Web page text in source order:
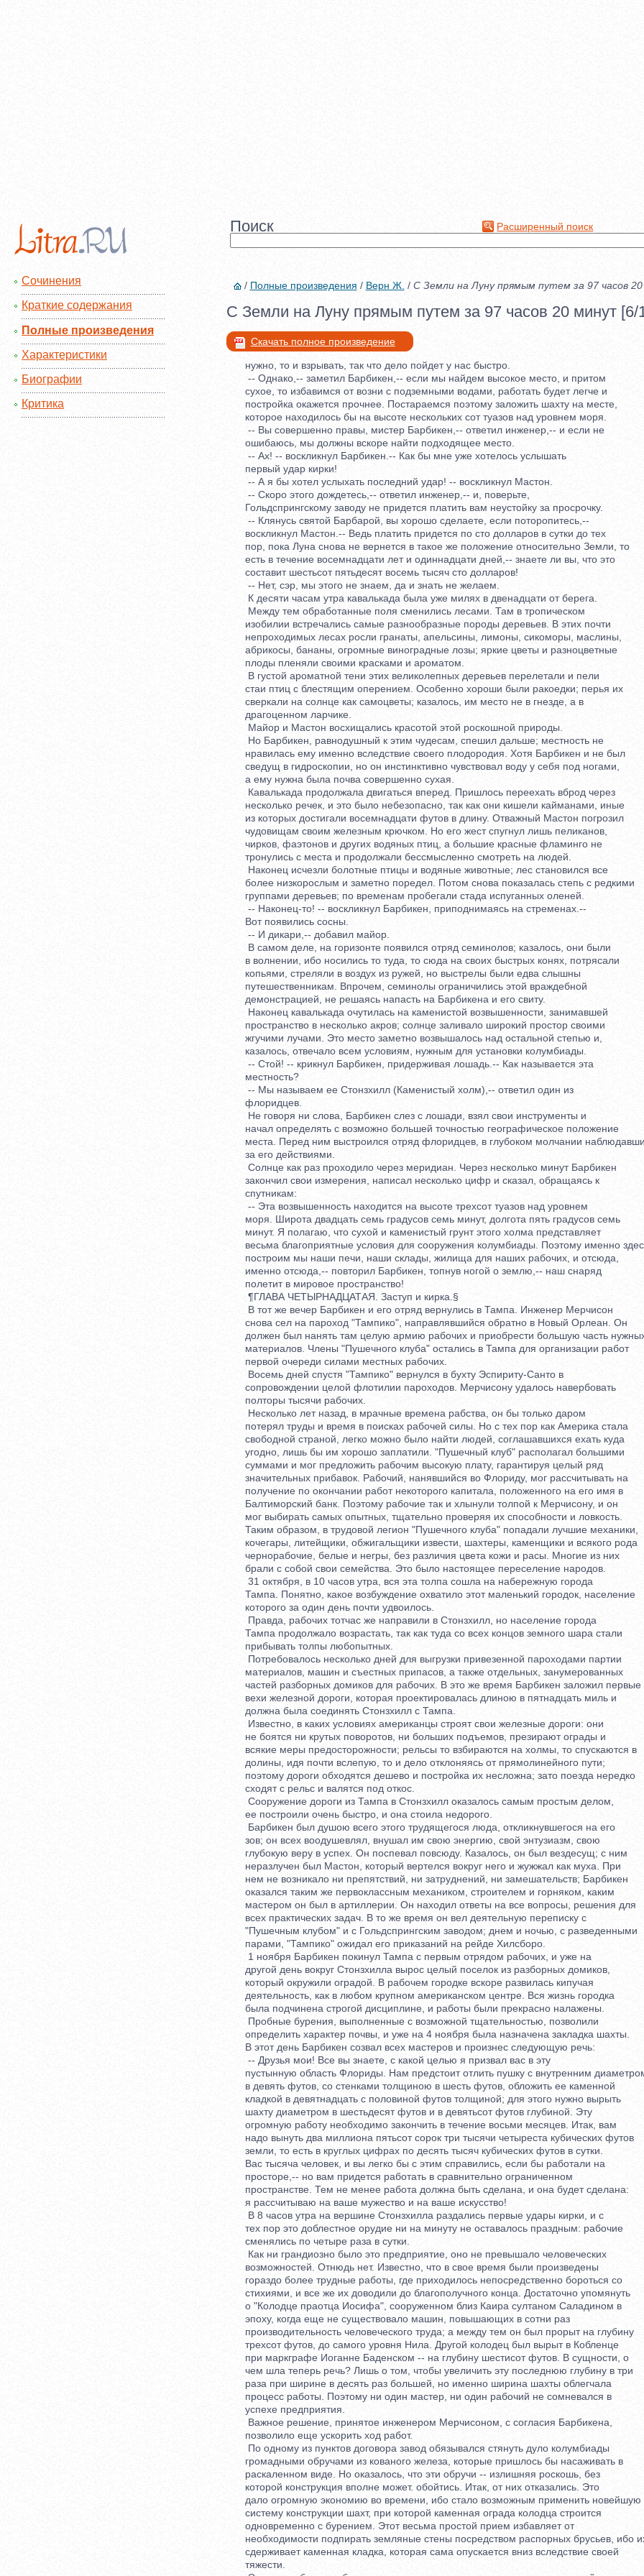
Поиск Расширенный поиск
Сочинения
Краткие содержания
Полные произведения
Характеристики
Биографии
Критика
/ Полные произведения / Верн Ж. / С Земли на Луну прямым путем за 97 часов
С Земли на Луну прямым путем за 97 часов 20 минут [6/
Скачать полное произведение
нужно, то и взрывать, так что дело пойдет у нас быстро.
-- Однако,-- заметил Барбикен,-- если мы найдем высокое место, и притом
сухое, то избавимся от возни с подземными водами, работать будет легче и
постройка окажется прочнее. Постараемся поэтому заложить шахту на месте,
которое находилось бы на высоте нескольких сот туазов над уровнем моря.
-- Вы совершенно правы, мистер Барбикен,-- ответил инженер,-- и если не
ошибаюсь, мы должны вскоре найти подходящее место.
-- Ах! -- воскликнул Барбикен.-- Как бы мне уже хотелось услышать
первый удар кирки!
-- А я бы хотел услыхать последний удар! -- воскликнул Мастон.
-- Скоро этого дождетесь,-- ответил инженер,-- и, поверьте,
Гольдспрингскому заводу не придется платить вам неустойку за просрочку.
-- Клянусь святой Барбарой, вы хорошо сделаете, если поторопитесь,--
воскликнул Мастон.-- Ведь платить придется по сто долларов в сутки до тех
пор, пока Луна снова не вернется в такое же положение относительно Земли, то
есть в течение восемнадцати лет и одиннадцати дней,-- знаете ли вы, что это
составит шестьсот пятьдесят восемь тысяч сто долларов!
-- Нет, сэр, мы этого не знаем, да и знать не желаем.
К десяти часам утра кавалькада была уже милях в двенадцати от берега.
Между тем обработанные поля сменились лесами. Там в тропическом
изобилии встречались самые разнообразные породы деревьев. В этих почти
непроходимых лесах росли гранаты, апельсины, лимоны, сикоморы, маслины,
абрикосы, бананы, огромные виноградные лозы; яркие цветы и разноцветные
плоды пленяли своими красками и ароматом.
В густой ароматной тени этих великолепных деревьев перелетали и пели
стаи птиц с блестящим оперением. Особенно хороши были ракоедки; перья их
сверкали на солнце как самоцветы; казалось, им место не в гнезде, а в
драгоценном ларчике.
Майор и Мастон восхищались красотой этой роскошной природы.
Но Барбикен, равнодушный к этим чудесам, спешил дальше; местность не
нравилась ему именно вследствие своего плодородия. Хотя Барбикен и не был
сведущ в гидроскопии, но он инстинктивно чувствовал воду у себя под ногами,
а ему нужна была почва совершенно сухая.
Кавалькада продолжала двигаться вперед. Пришлось переехать вброд через
несколько речек, и это было небезопасно, так как они кишели кайманами, иные
из которых достигали восемнадцати футов в длину. Отважный Мастон погрозил
чудовищам своим железным крючком. Но его жест спугнул лишь пеликанов,
чирков, фаэтонов и других водяных птиц, а большие красные фламинго не
тронулись с места и продолжали бессмысленно смотреть на людей.
Наконец исчезли болотные птицы и водяные животные; лес становился все
более низкорослым и заметно поредел. Потом снова показалась степь с редкими
группами деревьев; по временам пробегали стада испуганных оленей.
-- Наконец-то! -- воскликнул Барбикен, приподнимаясь на стременах.--
Вот появились сосны.
-- И дикари,-- добавил майор.
В самом деле, на горизонте появился отряд семинолов; казалось, они были
в волнении, ибо носились то туда, то сюда на своих быстрых конях, потрясали
копьями, стреляли в воздух из ружей, но выстрелы были едва слышны
путешественникам. Впрочем, семинолы ограничились этой враждебной
демонстрацией, не решаясь напасть на Барбикена и его свиту.
Наконец кавалькада очутилась на каменистой возвышенности, занимавшей
пространство в несколько акров; солнце заливало широкий простор своими
жгучими лучами. Это место заметно возвышалось над остальной степью и,
казалось, отвечало всем условиям, нужным для установки колумбиады.
-- Стой! -- крикнул Барбикен, придерживая лошадь.-- Как называется эта
местность?
-- Мы называем ее Стонзхилл (Каменистый холм),-- ответил один из
флоридцев.
Не говоря ни слова, Барбикен слез с лошади, взял свои инструменты и
начал определять с возможно большей точностью географическое положение
места. Перед ним выстроился отряд флоридцев, в глубоком молчании
за его действиями.
Солнце как раз проходило через меридиан. Через несколько минут Барбикен
закончил свои измерения, написал несколько цифр и сказал, обращаясь к
спутникам:
-- Эта возвышенность находится на высоте трехсот туазов над уровнем
моря. Широта двадцать семь градусов семь минут, долгота пять градусов семь
минут. Я полагаю, что сухой и каменистый грунт этого холма представляет
весьма благоприятные условия для сооружения колумбиады. Поэтому именно
построим мы наши печи, наши склады, жилища для наших рабочих, и отсюда,
именно отсюда,-- повторил Барбикен, топнув ногой о землю,-- наш снаряд
полетит в мировое пространство!
¶ГЛАВА ЧЕТЫРНАДЦАТАЯ. Заступ и кирка.§
В тот же вечер Барбикен и его отряд вернулись в Тампа. Инженер Мерчисон
снова сел на пароход "Тампико", направлявшийся обратно в Новый Орлеан. Он
должен был нанять там целую армию рабочих и приобрести большую часть
материалов. Члены "Пушечного клуба" остались в Тампа для организации работ
первой очереди силами местных рабочих.
Восемь дней спустя "Тампико" вернулся в бухту Эспириту-Санто в
сопровождении целой флотилии пароходов. Мерчисону удалось навербовать
полторы тысячи рабочих.
Несколько лет назад, в мрачные времена рабства, он бы только даром
потерял труды и время в поисках рабочей силы. Но с тех пор как Америка стала
свободной страной, легко можно было найти людей, соглашавшихся ехать куда
угодно, лишь бы им хорошо заплатили. "Пушечный клуб" располагал большими
суммами и мог предложить рабочим высокую плату, гарантируя целый ряд
значительных прибавок. Рабочий, нанявшийся во Флориду, мог рассчитывать на
получение по окончании работ некоторого капитала, положенного на его имя в
Балтиморский банк. Поэтому рабочие так и хлынули толпой к Мерчисону, и он
мог выбирать самых опытных, тщательно проверяя их способности и ловкость.
Таким образом, в трудовой легион "Пушечного клуба" попадали лучшие механики,
кочегары, литейщики, обжигальщики извести, шахтеры, каменщики и всякого рода
чернорабочие, белые и негры, без различия цвета кожи и расы. Многие из них
брали с собой свои семейства. Это было настоящее переселение народов.
31 октября, в 10 часов утра, вся эта толпа сошла на набережную города
Тампа. Понятно, какое возбуждение охватило этот маленький городок, население
которого за один день почти удвоилось.
Правда, рабочих тотчас же направили в Стонзхилл, но население города
Тампа продолжало возрастать, так как туда со всех концов земного шара стали
прибывать толпы любопытных.
Потребовалось несколько дней для выгрузки привезенной пароходами партии
материалов, машин и съестных припасов, а также отдельных, занумерованных
частей разборных домиков для рабочих. В это же время Барбикен заложил первые
вехи железной дороги, которая проектировалась длиною в пятнадцать миль и
должна была соединять Стонзхилл с Тампа.
Известно, в каких условиях американцы строят свои железные дороги: они
не боятся ни крутых поворотов, ни больших подъемов, презирают ограды и
всякие меры предосторожности; рельсы то взбираются на холмы, то спускаются в
долины, идя почти вслепую, то и дело отклоняясь от прямолинейного пути;
поэтому дороги обходятся дешево и постройка их несложна; зато поезда нередко
сходят с рельс и валятся под откос.
Сооружение дороги из Тампа в Стонзхилл оказалось самым простым делом,
ее построили очень быстро, и она стоила недорого.
Барбикен был душою всего этого трудящегося люда, откликнувшегося на его
зов; он всех воодушевлял, внушал им свою энергию, свой энтузиазм, свою
глубокую веру в успех. Он поспевал повсюду. Казалось, он был вездесущ; с ним
неразлучен был Мастон, который вертелся вокруг него и жужжал как муха. При
нем не возникало ни препятствий, ни затруднений, ни замешательств; Барбикен
оказался таким же первоклассным механиком, строителем и горняком, каким
мастером он был в артиллерии. Он находил ответы на все вопросы, решения для
всех практических задач. В то же время он вел деятельную переписку с
"Пушечным клубом" и с Гольдспрингским заводом; днем и ночью, с разведенными
парами, "Тампико" ожидал его приказаний на рейде Хилсборо.
1 ноября Барбикен покинул Тампа с первым отрядом рабочих, и уже на
другой день вокруг Стонзхилла вырос целый поселок из разборных домиков,
который окружили оградой. В рабочем городке вскоре развилась кипучая
деятельность, как в любом крупном американском центре. Вся жизнь городка
была подчинена строгой дисциплине, и работы были прекрасно налажены.
Пробные бурения, выполненные с возможной тщательностью, позволили
определить характер почвы, и уже на 4 ноября была назначена закладка шахты.
В этот день Барбикен созвал всех мастеров и произнес следующую речь:
-- Друзья мои! Все вы знаете, с какой целью я призвал вас в эту
пустынную область Флориды. Нам предстоит отлить пушку с внутренним
в девять футов, со стенками толщиною в шесть футов, обложить ее каменной
кладкой в девятнадцать с половиной футов толщиной; для этого нужно вырыть
шахту диаметром в шестьдесят футов и в девятьсот футов глубиной. Эту
огромную работу необходимо закончить в течение восьми месяцев. Итак, вам
надо вынуть два миллиона пятьсот сорок три тысячи четыреста кубических футов
земли, то есть в круглых цифрах по десять тысяч кубических футов в сутки.
Вас тысяча человек, и вы легко бы с этим справились, если бы работали на
просторе,-- но вам придется работать в сравнительно ограниченном
пространстве. Тем не менее работа должна быть сделана, и она будет сделана:
я рассчитываю на ваше мужество и на ваше искусство!
В 8 часов утра на вершине Стонзхилла раздались первые удары кирки, и с
тех пор это доблестное орудие ни на минуту не оставалось праздным: рабочие
сменялись по четыре раза в сутки.
Как ни грандиозно было это предприятие, оно не превышало человеческих
возможностей. Отнюдь нет. Известно, что в свое время были произведены
гораздо более трудные работы, где приходилось непосредственно бороться со
стихиями, и все же их доводили до благополучного конца. Достаточно упомянуть
о "Колодце праотца Иосифа", сооруженном близ Каира султаном Саладином в
эпоху, когда еще не существовало машин, повышающих в сотни раз
производительность человеческого труда; а между тем он был прорыт на глубину
трехсот футов, до самого уровня Нила. Другой колодец был вырыт в Кобленце
при маркграфе Иоганне Баденском -- на глубину шестисот футов. В сущности, о
чем шла теперь речь? Лишь о том, чтобы увеличить эту последнюю глубину в три
раза при ширине в десять раз большей, но именно ширина шахты облегчала
процесс работы. Поэтому ни один мастер, ни один рабочий не сомневался в
успехе предприятия.
Важное решение, принятое инженером Мерчисоном, с согласия Барбикена,
позволило еще ускорить ход работ.
По одному из пунктов договора завод обязывался стянуть дуло колумбиады
громадными обручами из кованого железа, которые пришлось бы насаживать в
раскаленном виде. Но оказалось, что эти обручи -- излишняя роскошь, без
которой конструкция вполне может. обойтись. Итак, от них отказались. Это
дало огромную экономию во времени, ибо стало возможным применить новейшую
систему конструкции шахт, при которой каменная ограда колодца строится
одновременно с бурением. Этот весьма простой прием избавляет от
необходимости подпирать земляные стены посредством распорных брусьев, ибо
сдерживает каменная кладка, которая сама опускается вниз вследствие своей
тяжести.